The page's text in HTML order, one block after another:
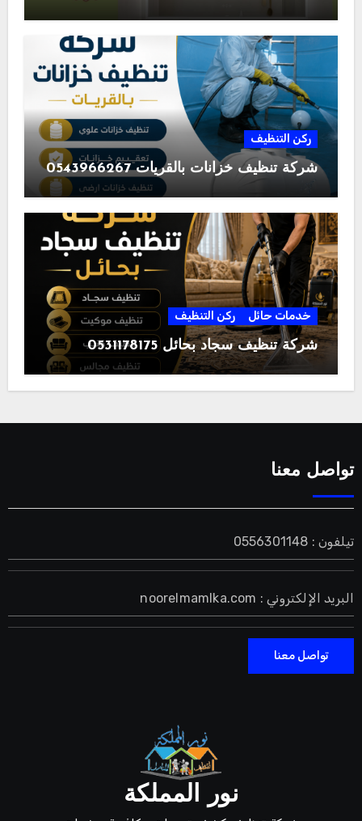
ركن التنظيف
شركة تنظيف خزانات بالقريات 0543966267
خدمات حائل ركن التنظيف
شركة تنظيف سجاد بحائل 0531178175
تواصل معنا
تيلفون : 0556301148
البريد الإلكتروني : noorelmamlka.com
تواصل معنا
نور المملكة